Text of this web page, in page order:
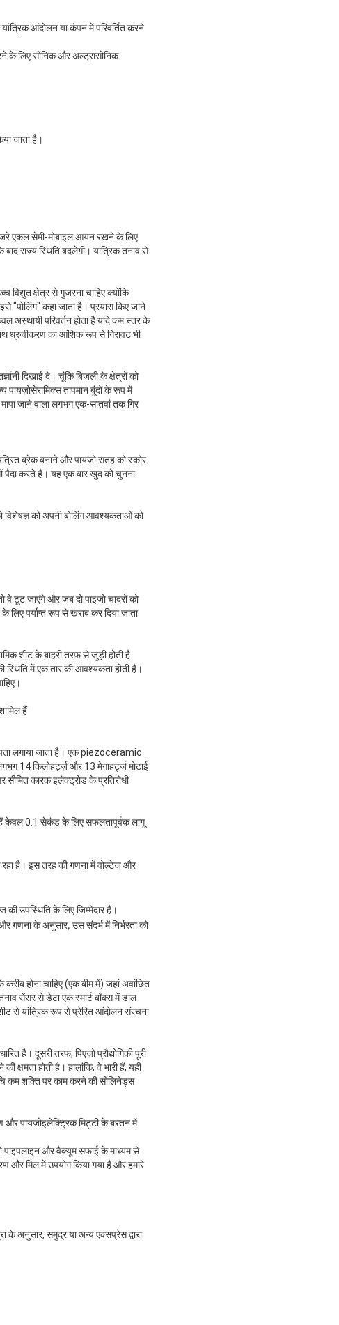
यांत्रिक आंदोलन या कंपन में परिवर्तित करने
के लिए सोनिक और अल्ट्रासोनिक
जाता है।
एकल सेमी-मोबाइल आयन रखने के लिए
राज्य स्थिति बदलेगी। यांत्रिक तनाव से
क्षेत्र से गुजरना चाहिए क्योंकि
कहा जाता है। प्रयास किए जाने
अस्थायी परिवर्तन होता है यदि कम स्तर के
ध्रुवीकरण का आंशिक रूप से गिरावट भी
दिखाई दे। चूंकि बिजली के क्षेत्रों को
पायज़ोसेरामिक्स तापमान बूंदों के रूप में
जाने वाला लगभग एक-सातवां तक ​​गिर
ब्रेक बनाने और पायजो सतह को स्कोर
पैदा करते हैं। यह एक बार खुद को चुनना
को अपनी बोलिंग आवश्यकताओं को
टूट जाएंगे और जब दो पाइज़ो चादरों को
लिए पर्याप्त रूप से खराब कर दिया जाता
शीट के बाहरी तरफ से जुड़ी होती है
स्थिति में एक तार की आवश्यकता होती है।
हैं
लगाया जाता है। एक piezoceramic
14 किलोहर्ट्ज़ और 13 मेगाहर्ट्ज मोटाई
सीमित कारक इलेक्ट्रोड के प्रतिरोधी
केवल 0.1 सेकंड के लिए सफलतापूर्वक लागू
रहा है। इस तरह की गणना में वोल्टेज और
उपस्थिति के लिए जिम्मेदार हैं।
गणना के अनुसार, उस संदर्भ में निर्भरता को
होना चाहिए (एक बीम में) जहां अवांछित
सेंसर से डेटा एक स्मार्ट बॉक्स में डाल
से यांत्रिक रूप से प्रेरित आंदोलन संरचना
है। दूसरी तरफ, पिएज़ो प्रौद्योगिकी पूरी
होती है। हालांकि, वे भारी हैं, यही
कम शक्ति पर काम करने की सोलिनेड्स
और पायजोइलेक्ट्रिक मिट्टी के बरतन में
पाइपलाइन और वैक्यूम सफाई के माध्यम से
और मिल में उपयोग किया गया है और हमारे
के अनुसार, समुद्र या अन्य एक्सप्रेस द्वारा